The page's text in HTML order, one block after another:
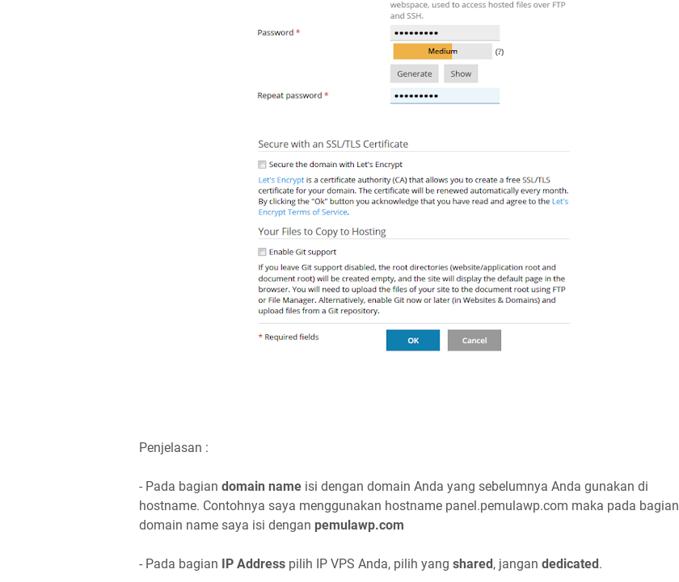
Penjelasan :
- Pada bagian domain name isi dengan domain Anda yang sebelumnya Anda gunakan di
hostname. Contohnya saya menggunakan hostname panel.pemulawp.com maka pada bagian
domain name saya isi dengan pemulawp.com
- Pada bagian IP Address pilih IP VPS Anda, pilih yang shared, jangan dedicated.